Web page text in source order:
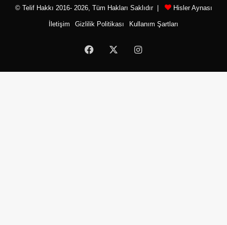
© Telif Hakkı 2016- 2026, Tüm Hakları Saklıdır | Hisler Aynası
İletişim Gizlilik Politikası Kullanım Şartları
Facebook Instagram